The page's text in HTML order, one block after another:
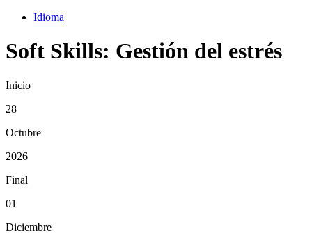
Idioma
Soft Skills: Gestión del estrés
Inicio
28
Octubre
2026
Final
01
Diciembre